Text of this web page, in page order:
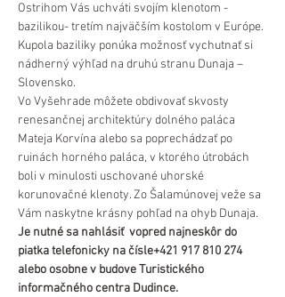
Ostrihom Vás uchváti svojím klenotom -
bazilikou- tretím najväčším kostolom v Európe.
Kupola baziliky ponúka možnosť vychutnať si
nádherný výhľad na druhú stranu Dunaja –
Slovensko.
Vo Vyšehrade môžete obdivovať skvosty
renesančnej architektúry dolného paláca
Mateja Korvína alebo sa poprechádzať po
ruinách horného paláca, v ktorého útrobách
boli v minulosti uschované uhorské
korunovačné klenoty. Zo Šalamúnovej veže sa
Vám naskytne krásny pohľad na ohyb Dunaja.
Je nutné sa nahlásiť  vopred najneskôr do
piatka telefonicky na čísle+421 917 810 274
alebo osobne v budove Turistického
informačného centra Dudince.